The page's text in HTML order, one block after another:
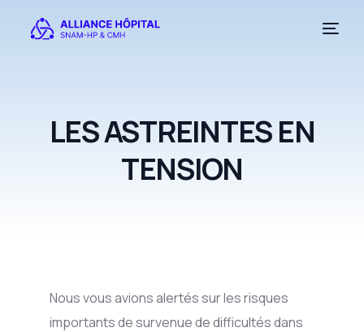
LES ASTREINTES EN
TENSION
Nous vous avions alertés sur les risques
importants de survenue de difficultés dans